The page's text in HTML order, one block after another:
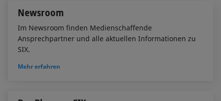
Newsroom
Im Newsroom finden Medienschaffende
Ansprechpartner und alle aktuellen Informationen zu
SIX.
Mehr erfahren